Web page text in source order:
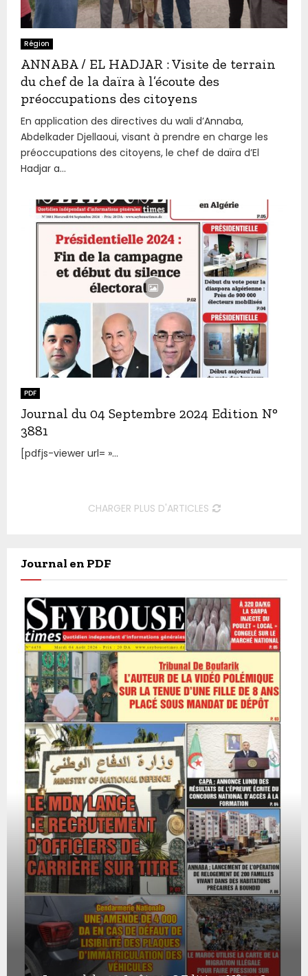
Région
ANNABA / EL HADJAR : Visite de terrain
du chef de la daïra à l’écoute des
préoccupations des citoyens
En application des directives du wali d’Annaba,
Abdelkader Djellaoui, visant à prendre en charge les
préoccupations des citoyens, le chef de daïra d’El
Hadjar a...
PDF
Journal du 04 Septembre 2024 Edition N°
3881
[pdfjs-viewer url= »...
CHARGER PLUS D'ARTICLES
Journal en PDF